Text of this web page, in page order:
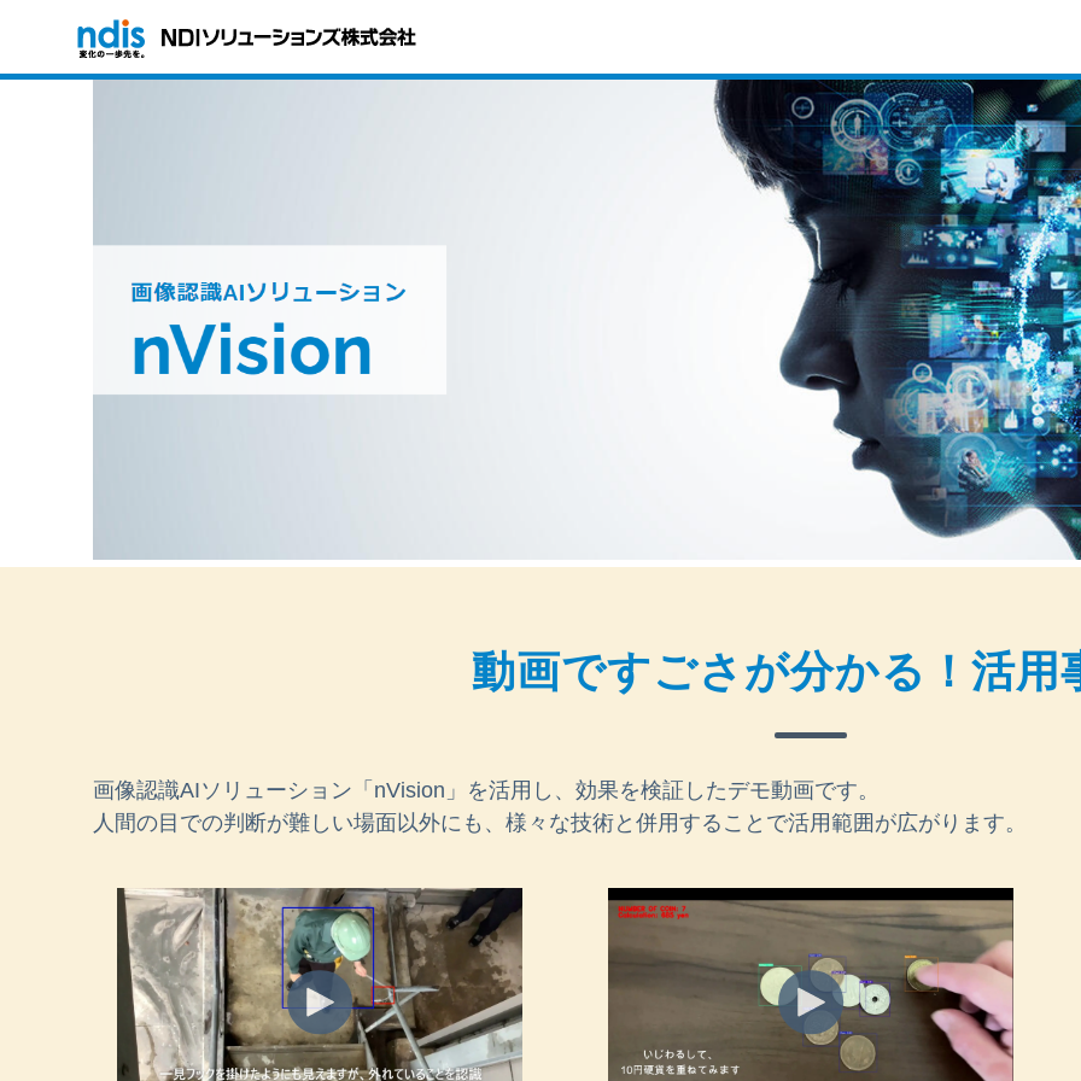
動画ですごさが分かる！活用
画像認識AIソリューション「nVision」を活用し、効果を検証したデモ動画です。
人間の目での判断が難しい場面以外にも、様々な技術と併用することで活用範囲が広がります。